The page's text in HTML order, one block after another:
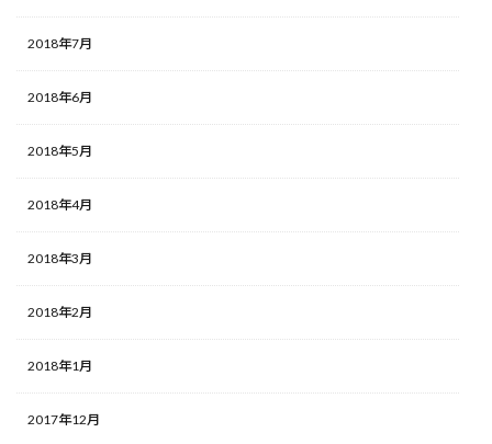
2018年7月
2018年6月
2018年5月
2018年4月
2018年3月
2018年2月
2018年1月
2017年12月